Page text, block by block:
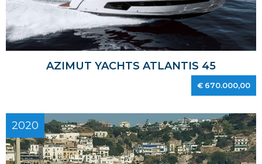
AZIMUT YACHTS ATLANTIS 45
€ 670.000,00
2020